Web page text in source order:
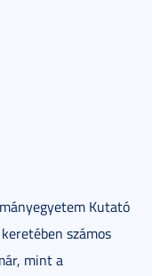
Kutató
számos
mint a